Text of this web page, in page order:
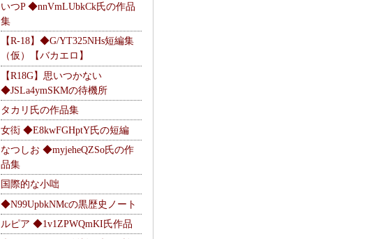
いつP ◆nnVmLUbkCk氏の作品
集
【R-18】◆G/YT325NHs短編集
（仮）【バカエロ】
【R18G】思いつかない
◆JSLa4ymSKMの待機所
タカリ氏の作品集
女衒 ◆E8kwFGHptY氏の短編
なつしお ◆myjeheQZSo氏の作
品集
国際的な小咄
◆N99UpbkNMcの黒歴史ノート
ルピア ◆1v1ZPWQmKI氏作品